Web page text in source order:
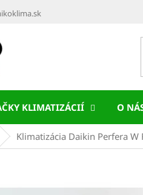
KLIMATIZÁCIÍ O
Klimatizácia Daikin Perfera W